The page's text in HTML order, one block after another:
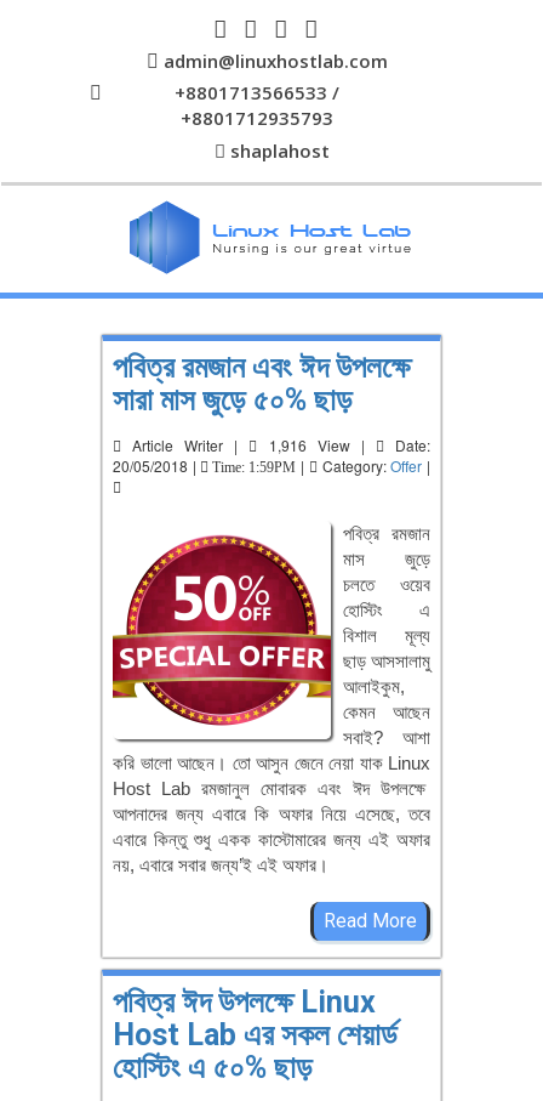
admin@linuxhostlab.com
+8801713566533 /
+8801712935793
shaplahost
পবিত্র রমজান এবং ঈদ উপলক্ষে
সারা মাস জুড়ে ৫০% ছাড়
Article Writer | 1,916 View |
Date:
20/05/2018 |
Time: 1:59PM | Category:Offer |
পবিত্র রমজান
মাস জুড়ে
চলতে ওয়েব
হোস্টিং এ
বিশাল মূল্য
ছাড় আসসালামু
আলাইকুম,
কেমন আছেন
সবাই? আশা
করি ভালো আছেন। তো আসুন জেনে নেয়া যাক Linux
Host Lab রমজানুল মোবারক এবং ঈদ উপলক্ষে
আপনাদের জন্য এবারে কি অফার নিয়ে এসেছে, তবে
এবারে কিন্তু শুধু একক কাস্টোমারের জন্য এই অফার
নয়, এবারে সবার জন্য’ই এই অফার।
Read More
পবিত্র ঈদ উপলক্ষে Linux
Host Lab এর সকল শেয়ার্ড
হোস্টিং এ ৫০% ছাড়